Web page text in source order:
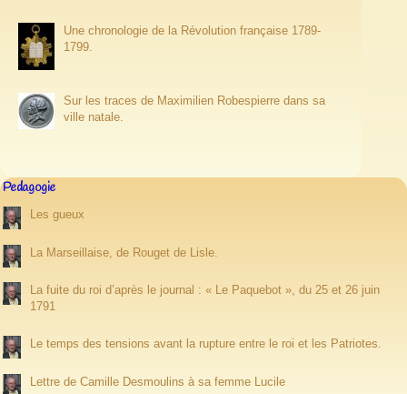
Une chronologie de la Révolution française 1789-
1799.
Sur les traces de Maximilien Robespierre dans sa
ville natale.
Pedagogie
Les gueux
La Marseillaise, de Rouget de Lisle.
La fuite du roi d’après le journal : « Le Paquebot », du 25 et 26 juin
1791
Le temps des tensions avant la rupture entre le roi et les Patriotes.
Lettre de Camille Desmoulins à sa femme Lucile